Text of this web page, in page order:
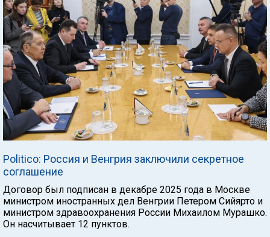
Politico: Россия и Венгрия заключили секретное
соглашение
Договор был подписан в декабре 2025 года в Москве
министром иностранных дел Венгрии Петером Сийярто и
министром здравоохранения России Михаилом Мурашко.
Он насчитывает 12 пунктов.